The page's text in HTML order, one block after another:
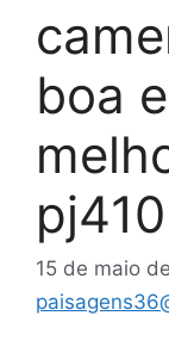
boa
15 de maio